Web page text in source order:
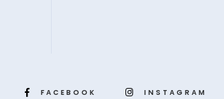
FACEBOOK INSTAGRAM